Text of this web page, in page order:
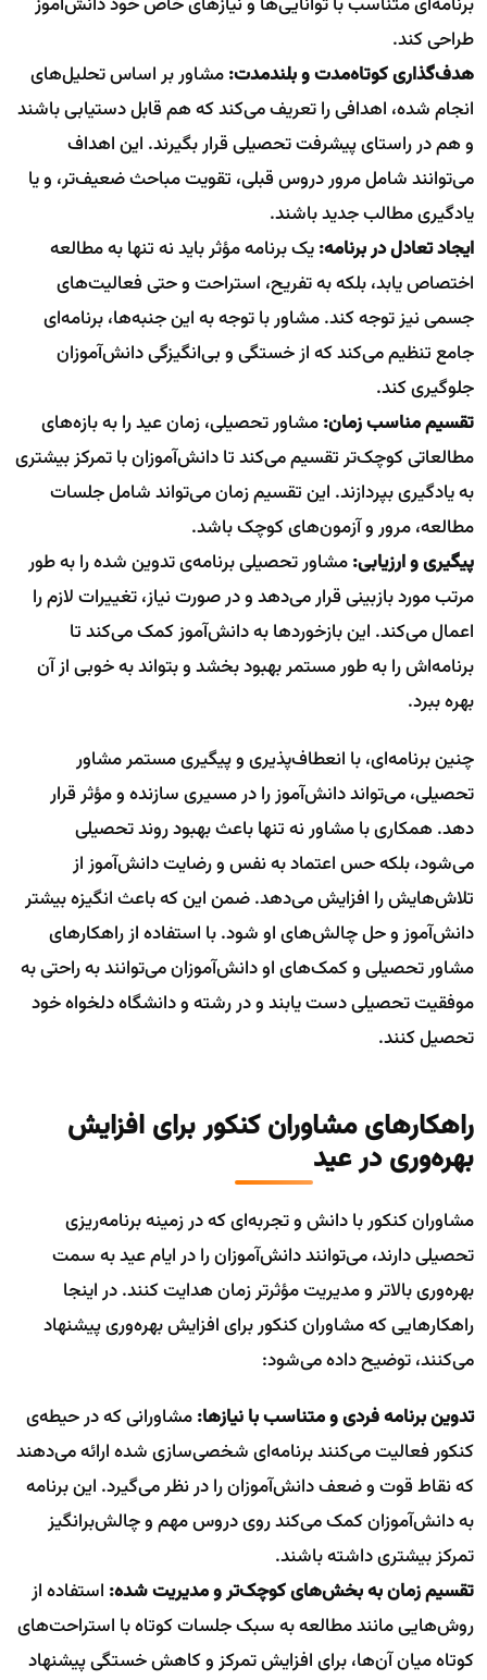
برنامه‌ای متناسب با توانایی‌ها و نیازهای خاص خود دانش‌آموز
طراحی کند.
هدف‌گذاری کوتاه‌مدت و بلندمدت:مشاور بر اساس تحلیل‌های
انجام شده، اهدافی را تعریف می‌کند که هم قابل دستیابی باشند
و هم در راستای پیشرفت تحصیلی قرار بگیرند. این اهداف
می‌توانند شامل مرور دروس قبلی، تقویت مباحث ضعیف‌تر، و یا
یادگیری مطالب جدید باشند.
ایجاد تعادل در برنامه:یک برنامه مؤثر باید نه تنها به مطالعه
اختصاص یابد، بلکه به تفریح، استراحت و حتی فعالیت‌های
جسمی نیز توجه کند. مشاور با توجه به این جنبه‌ها، برنامه‌ای
جامع تنظیم می‌کند که از خستگی و بی‌انگیزگی دانش‌آموزان
جلوگیری کند.
تقسیم مناسب زمان:مشاور تحصیلی، زمان عید را به بازه‌های
مطالعاتی کوچک‌تر تقسیم می‌کند تا دانش‌آموزان با تمرکز بیشتری
به یادگیری بپردازند. این تقسیم زمان می‌تواند شامل جلسات
مطالعه، مرور و آزمون‌های کوچک باشد.
پیگیری و ارزیابی:مشاور تحصیلی برنامه‌ی تدوین شده را به طور
مرتب مورد بازبینی قرار می‌دهد و در صورت نیاز، تغییرات لازم را
اعمال می‌کند. این بازخوردها به دانش‌آموز کمک می‌کند تا
برنامه‌اش را به طور مستمر بهبود بخشد و بتواند به خوبی از آن
بهره ببرد.
چنین برنامه‌ای، با انعطاف‌پذیری و پیگیری مستمر مشاور
تحصیلی، می‌تواند دانش‌آموز را در مسیری سازنده و مؤثر قرار
دهد. همکاری با مشاور نه تنها باعث بهبود روند تحصیلی
می‌شود، بلکه حس اعتماد به نفس و رضایت دانش‌آموز از
تلاش‌هایش را افزایش می‌دهد. ضمن این که باعث انگیزه بیشتر
دانش‌آموز و حل چالش‌های او شود. با استفاده از راهکارهای
مشاور تحصیلی و کمک‌های او دانش‌آموزان می‌توانند به راحتی به
موفقیت تحصیلی دست یابند و در رشته و دانشگاه دلخواه خود
تحصیل کنند.
راهکارهای مشاوران کنکور برای افزایش
بهره‌وری در عید
مشاوران کنکور با دانش و تجربه‌ای که در زمینه برنامه‌ریزی
تحصیلی دارند، می‌توانند دانش‌آموزان را در ایام عید به سمت
بهره‌وری بالاتر و مدیریت مؤثرتر زمان هدایت کنند. در اینجا
راهکارهایی که مشاوران کنکور برای افزایش بهره‌وری پیشنهاد
می‌کنند، توضیح داده می‌شود:
تدوین برنامه فردی و متناسب با نیازها:مشاورانی که در حیطه‌ی
کنکور فعالیت می‌کنند برنامه‌ای شخصی‌سازی شده ارائه می‌دهند
که نقاط قوت و ضعف دانش‌آموزان را در نظر می‌گیرد. این برنامه
به دانش‌آموزان کمک می‌کند روی دروس مهم و چالش‌برانگیز
تمرکز بیشتری داشته باشند.
تقسیم زمان به بخش‌های کوچک‌تر و مدیریت شده: استفاده از
روش‌هایی مانند مطالعه به سبک جلسات کوتاه با استراحت‌های
کوتاه میان آن‌ها، برای افزایش تمرکز و کاهش خستگی پیشنهاد